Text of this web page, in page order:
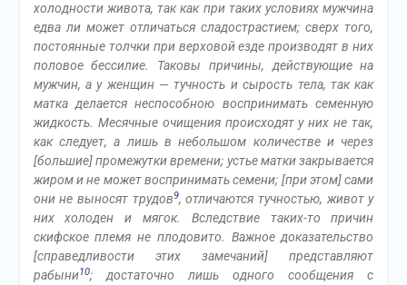
холодности живота, так как при таких условиях мужчина
едва ли может отличаться сладострастием; сверх того,
постоянные толчки при верховой езде производят в них
половое бессилие. Таковы причины, действующие на
мужчин, а у женщин — тучность и сырость тела, так как
матка делается неспособною воспринимать семенную
жидкость. Месячные очищения происходят у них не так,
как следует, а лишь в небольшом количестве и через
[большие] промежутки времени; устье матки закрывается
жиром и не может воспринимать семени; [при этом] сами
они не выносят трудов9, отличаются тучностью, живот у
них холоден и мягок. Вследствие таких-то причин
скифское племя не плодовито. Важное доказательство
[справедливости этих замечаний] представляют
рабыни10; достаточно лишь одного сообщения с